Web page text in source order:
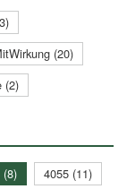
(20)
(2)
(8)
4055 (11)